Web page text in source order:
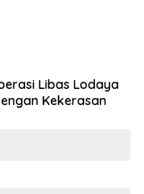
Libas Lodaya
Kekerasan